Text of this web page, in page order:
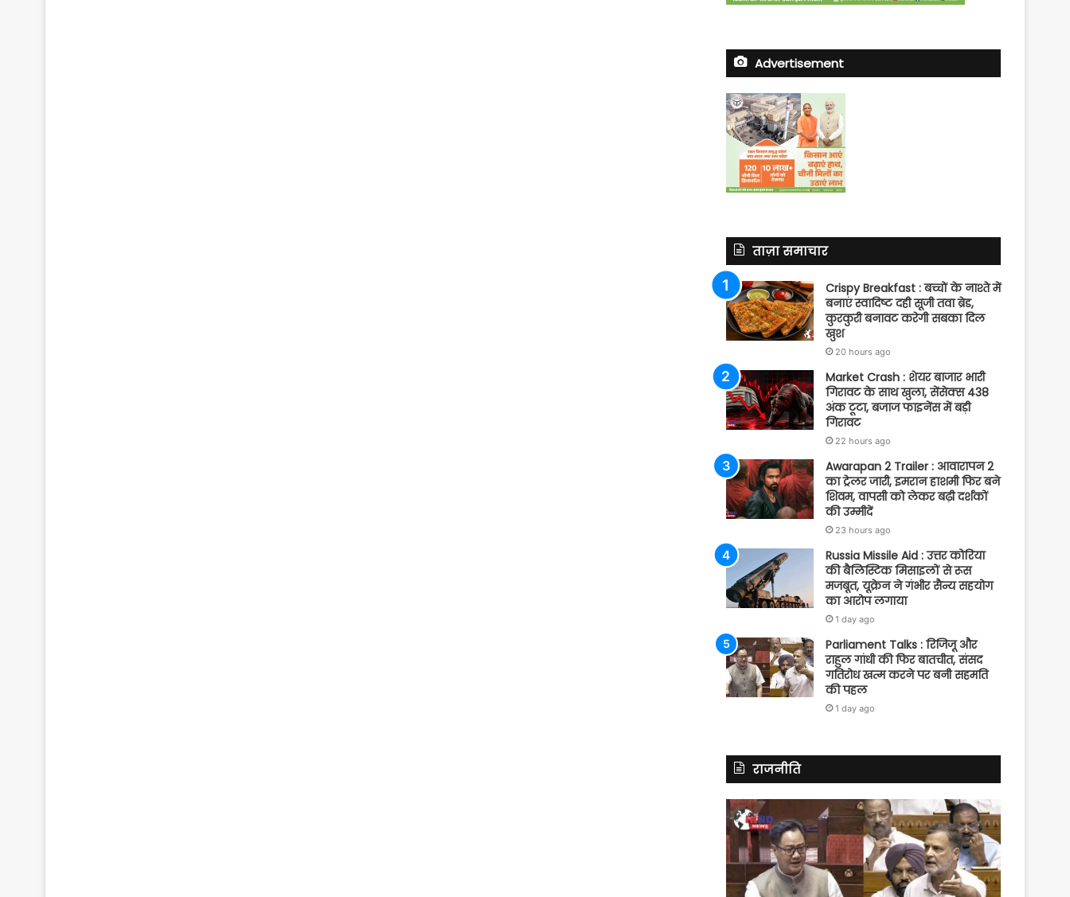
Advertisement
ताज़ा समाचार
Crispy Breakfast : बच्चों के नाश्ते में
बनाएं स्वादिष्ट दही सूजी तवा ब्रेड,
कुरकुरी बनावट करेगी सबका दिल
खुश
20 hours ago
Market Crash : शेयर बाजार भारी
गिरावट के साथ खुला, सेंसेक्स 438
अंक टूटा, बजाज फाइनेंस में बड़ी
गिरावट
22 hours ago
Awarapan 2 Trailer : आवारापन 2
का ट्रेलर जारी, इमरान हाशमी फिर बने
शिवम, वापसी को लेकर बढ़ी दर्शकों
की उम्मीदें
23 hours ago
Russia Missile Aid : उत्तर कोरिया
की बैलिस्टिक मिसाइलों से रूस
मजबूत, यूक्रेन ने गंभीर सैन्य सहयोग
का आरोप लगाया
1 day ago
Parliament Talks : रिजिजू और
राहुल गांधी की फिर बातचीत, संसद
गतिरोध खत्म करने पर बनी सहमति
की पहल
1 day ago
राजनीति